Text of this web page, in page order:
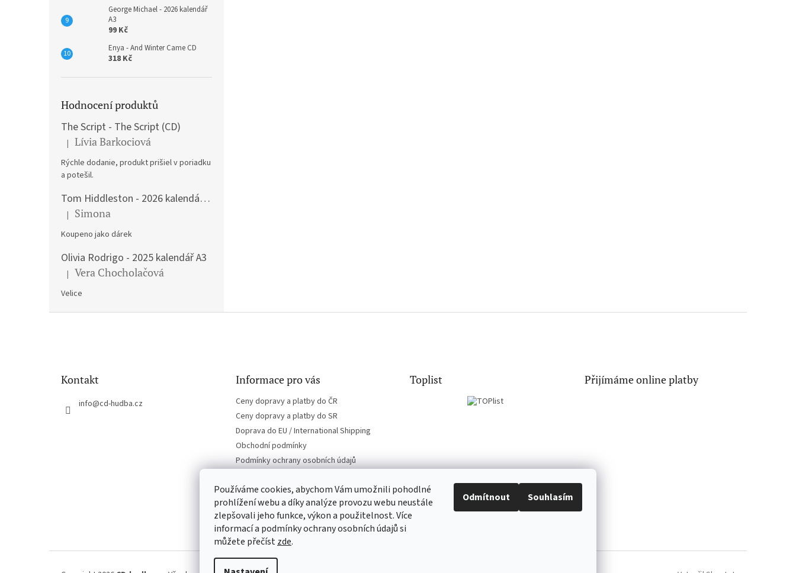
Používáme cookies, abychom Vám umožnili pohodlné
prohlížení webu a díky analýze provozu webu neustále
zlepšovali jeho funkce, výkon a použitelnost. Více
informací a podmínky ochrany osobních údajů si
můžete přečístzde.
Odmítnout Souhlasím
George Michael - 2026 kalendář
A3
99 Kč
Enya - And Winter Came CD
318 Kč
Hodnocení produktů
The Script - The Script (CD)
Hodnocení produktu je 5 z 5 hvězdiček.
| Lívia Barkociová
Rýchle dodanie, produkt prišiel v poriadku
a potešil.
Tom Hiddleston - 2026 kalendář A3
Hodnocení produktu je 5 z 5 hvězdiček.
| Simona
Koupeno jako dárek
Olivia Rodrigo - 2025 kalendář A3
Hodnocení produktu je 5 z 5 hvězdiček.
| Vera Chocholačová
Velice
Kontakt
info@cd-hudba.cz
Informace pro vás
Ceny dopravy a platby do ČR
Ceny dopravy a platby do SR
Doprava do EU / International Shipping
Obchodní podmínky
Podmínky ochrany osobních údajů
Toplist Přijímáme online platby
EN-filmy.cz CD-Soundtrack.cz